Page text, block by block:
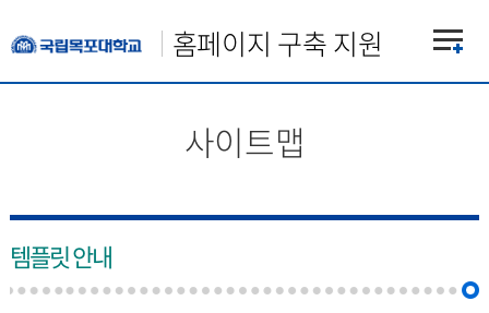
홈페이지 구축 지원
사이트맵
템플릿 안내